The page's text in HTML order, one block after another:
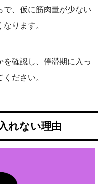
で、仮に筋肉量が少ない
ります。
を確認し、停滞期に入っ
ださい。
れない理由